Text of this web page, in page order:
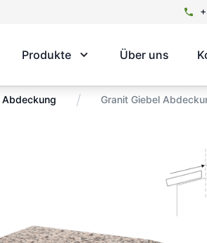
Produkte Über uns
Abdeckung / Granit Giebel